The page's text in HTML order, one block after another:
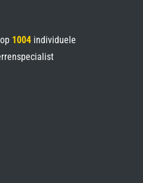
1004individuele